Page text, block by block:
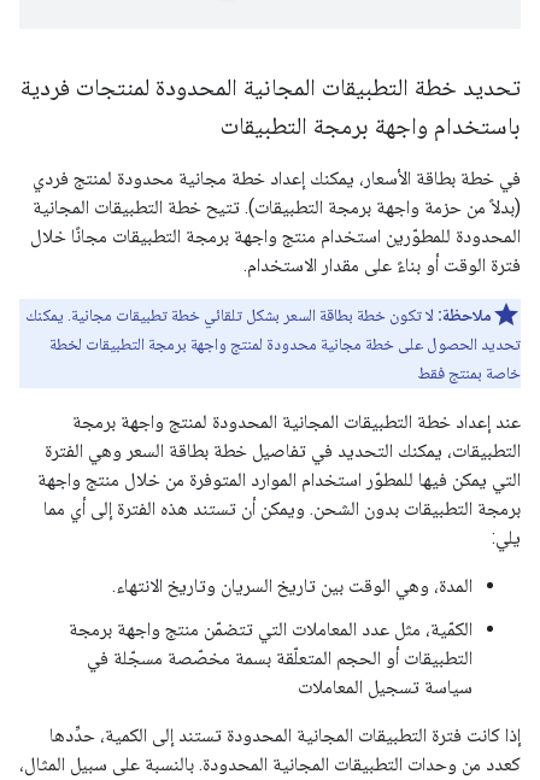
تحديد خطة التطبيقات المجانية المحدودة لمنتجات فردية
باستخدام واجهة برمجة التطبيقات
في خطة بطاقة الأسعار، يمكنك إعداد خطة مجانية محدودة لمنتج فردي
(بدلاً من حزمة واجهة برمجة التطبيقات). تتيح خطة التطبيقات المجانية
المحدودة للمطوّرين استخدام منتج واجهة برمجة التطبيقات مجانًا خلال
فترة الوقت أو بناءً على مقدار الاستخدام.
ملاحظة: لا تكون خطة بطاقة السعر بشكل تلقائي خطة تطبيقات مجانية. يمكنك
تحديد الحصول على خطة مجانية محدودة لمنتج واجهة برمجة التطبيقات لخطة
خاصة بمنتج فقط
عند إعداد خطة التطبيقات المجانية المحدودة لمنتج واجهة برمجة
التطبيقات، يمكنك التحديد في تفاصيل خطة بطاقة السعر وهي الفترة
التي يمكن فيها للمطوّر استخدام الموارد المتوفرة من خلال منتج واجهة
برمجة التطبيقات بدون الشحن. ويمكن أن تستند هذه الفترة إلى أي مما
يلي:
المدة، وهي الوقت بين تاريخ السريان وتاريخ الانتهاء.
الكمّية، مثل عدد المعاملات التي تتضمّن منتج واجهة برمجة
التطبيقات أو الحجم المتعلّقة بسمة مخصّصة مسجّلة في
سياسة تسجيل المعاملات
إذا كانت فترة التطبيقات المجانية المحدودة تستند إلى الكمية، حدِّدها
كعدد من وحدات التطبيقات المجانية المحدودة. بالنسبة على سبيل المثال،